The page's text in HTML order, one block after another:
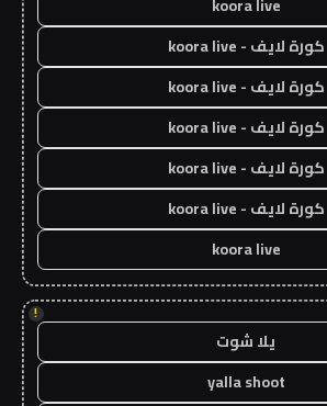
كورة لايف - koora live
كورة لايف - koora live
كورة لايف - koora live
كورة لايف - koora live
كورة لايف - koora live
koora live
!
يلا شوت
yalla shoot